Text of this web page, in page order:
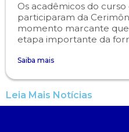
Os acadêmicos do
participaram da
momento marcante
etapa importante da
Saiba mais
Leia Mais Notícias